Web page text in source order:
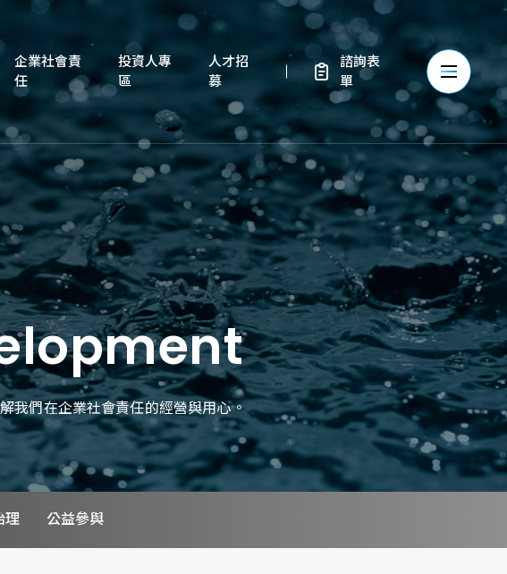
企業社會責
任
投資人專
區
人才招
募
諮詢表
單
我們在企業社會責任的經營與用心。
理 公益參與